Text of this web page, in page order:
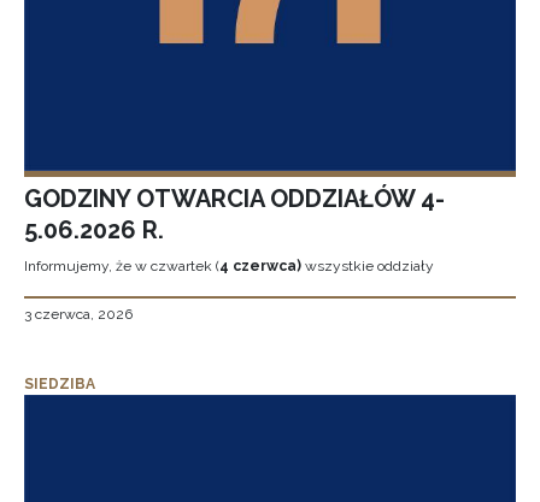
GODZINY OTWARCIA ODDZIAŁÓW 4-
5.06.2026 R.
Informujemy, że w czwartek (4 czerwca) wszystkie oddziały
3 czerwca, 2026
SIEDZIBA